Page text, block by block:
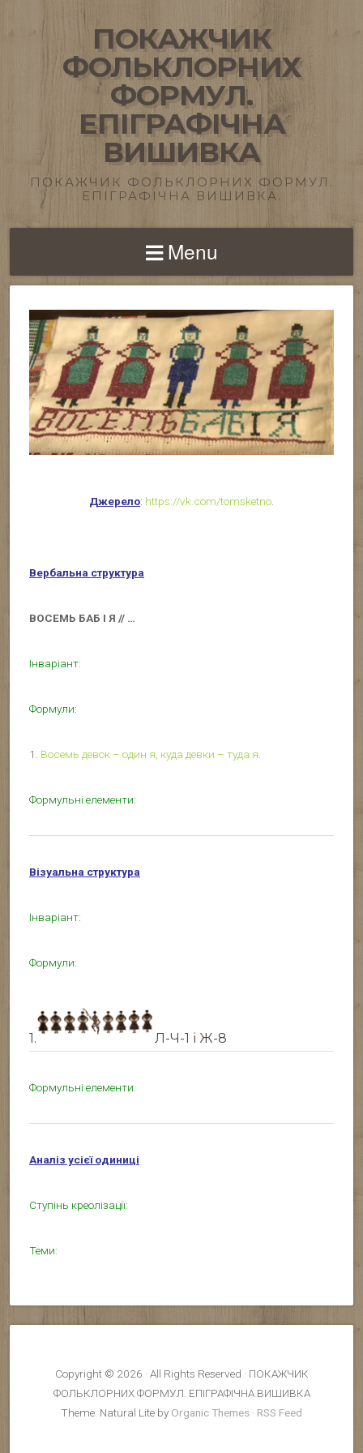
ПОКАЖЧИК
ФОЛЬКЛОРНИХ
ФОРМУЛ.
ЕПІГРАФІЧНА
ВИШИВКА
ПОКАЖЧИК ФОЛЬКЛОРНИХ ФОРМУЛ.
ЕПІГРАФІЧНА ВИШИВКА.
Menu
Джерело: https://vk.com/tomsketno
Вербальна структура
ВОСЕМЬ БАБ І Я // …
Інваріант:
Формули:
1. Восемь девок – один я, куда девки – туда я
Формульні елементи:
Візуальна структура
Інваріант:
Формули:
1. Л-Ч-1 і Ж-8
Формульні елементи:
Аналіз усієї одиниці
Ступінь креолізації:
Теми:
Copyright © 2026 · All Rights Reserved · ПОКАЖЧИК
ФОЛЬКЛОРНИХ ФОРМУЛ. ЕПІГРАФІЧНА ВИШИВКА
Theme: Natural Lite by Organic Themes · RSS Feed